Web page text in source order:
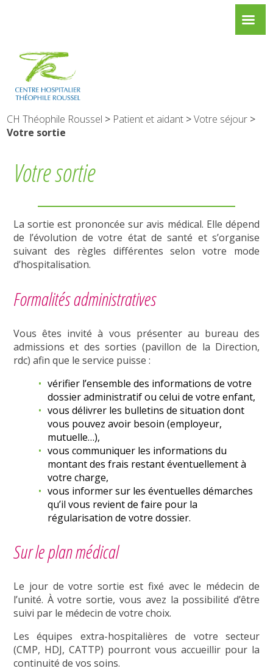
CH Théophile Roussel > Patient et aidant >Votre séjour >
Votre sortie
Votre sortie
La sortie est prononcée sur avis médical. Elle dépend
de l’évolution de votre état de santé et s’organise
suivant des règles différentes selon votre mode
d’hospitalisation.
Formalités administratives
Vous êtes invité à vous présenter au bureau des
admissions et des sorties (pavillon de la Direction,
rdc) afin que le service puisse :
vérifier l’ensemble des informations de votre
dossier administratif ou celui de votre enfant,
vous délivrer les bulletins de situation dont
vous pouvez avoir besoin (employeur,
mutuelle…),
vous communiquer les informations du
montant des frais restant éventuellement à
votre charge,
vous informer sur les éventuelles démarches
qu’il vous revient de faire pour la
régularisation de votre dossier.
Sur le plan médical
Le jour de votre sortie est fixé avec le médecin de
l’unité. À votre sortie, vous avez la possibilité d’être
suivi par le médecin de votre choix.
Les équipes extra-hospitalières de votre secteur
(CMP, HDJ, CATTP) pourront vous accueillir pour la
continuité de vos soins.